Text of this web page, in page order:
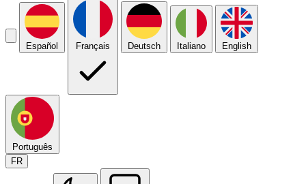
Español Français Deutsch Italiano English
Português
FR